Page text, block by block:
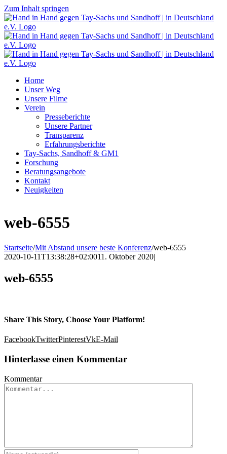
Zum Inhalt springen
Home
Unser Weg
Unsere Filme
Verein
Presseberichte
Unsere Partner
Transparenz
Erfahrungsberichte
Tay-Sachs, Sandhoff & GM1
Forschung
Beratungsangebote
Kontakt
Neuigkeiten
web-6555
Startseite/Mit Abstand unsere beste Konferenz/web-6555
2020-10-11T13:38:28+02:0011. Oktober 2020|
web-6555
Share This Story, Choose Your Platform!
FacebookTwitterPinterestVkE-Mail
Hinterlasse einen Kommentar
Kommentar